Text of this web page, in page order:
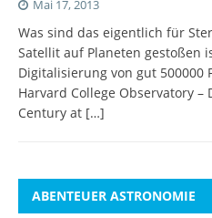
Mai 17, 2013
Was sind das eigentlich für
Satellit auf Planeten gestoßen
Digitalisierung von gut 500000
Harvard College Observatory –
Century at […]
ABENTEUER ASTRONOMIE